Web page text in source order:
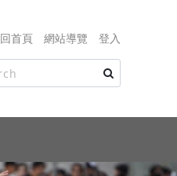
回首頁 網站導覽 登入